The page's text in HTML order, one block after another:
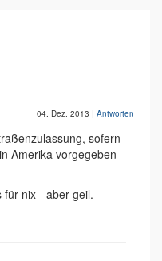
04. Dez. 2013 | Antworten
sofern
Amerika vorgegeben
für nix - aber geil.